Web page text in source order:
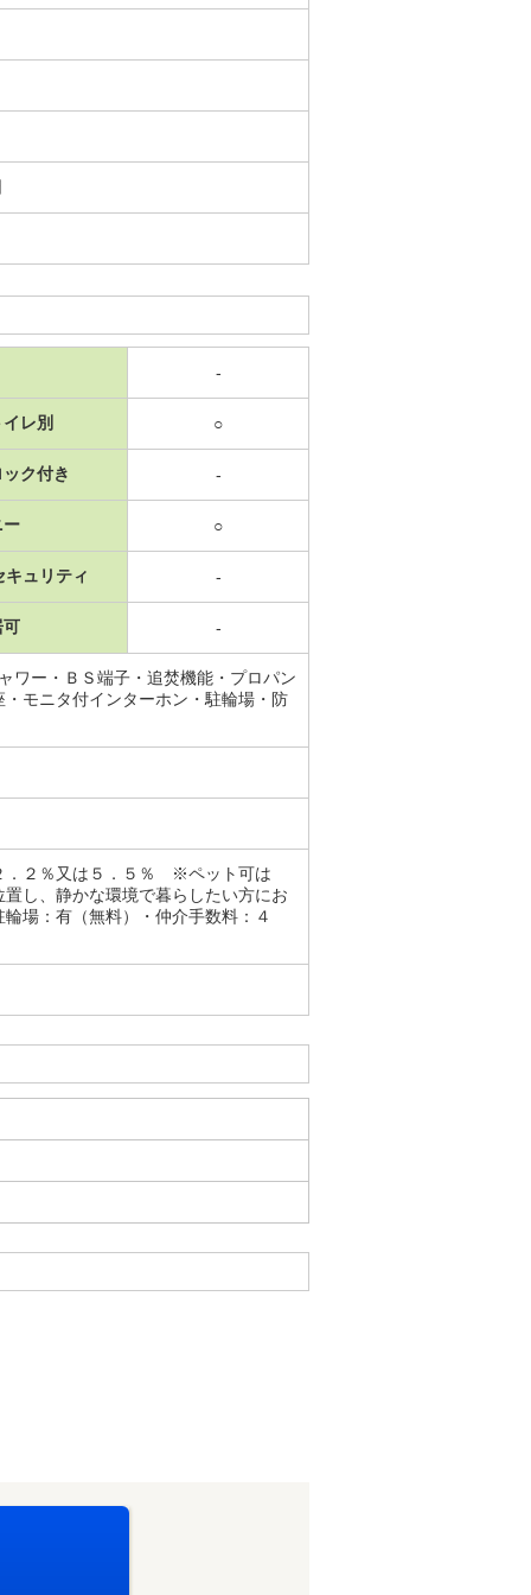
-
レ別 ○
ク付き -
ー ○
キュリティ -
可 -
ワー・ＢＳ端子・追焚機能・プロパン
モニタ付インターホン・駐輪場・防
．２％又は５．５％ ※ペット可は
し、静かな環境で暮らしたい方にお
場：有（無料）・仲介手数料：４